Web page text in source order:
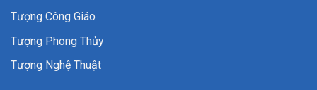
Tượng Công Giáo
Tượng Phong Thủy
Tượng Nghệ Thuật